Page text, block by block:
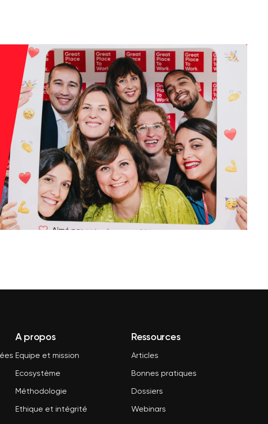
A propos
Equipe et mission
Ecosystème
Méthodologie
Ethique et intégrité
Ressources
Articles
Bonnes pratiques
Dossiers
Webinars